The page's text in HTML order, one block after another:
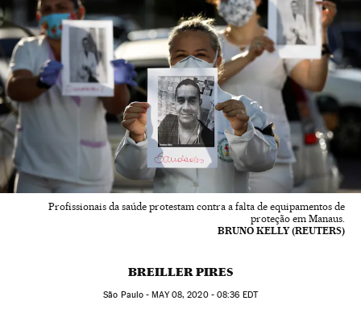
Profissionais da saúde protestam contra a falta de equipamentos de
proteção em Manaus.
BRUNO KELLY (REUTERS)
BREILLER PIRES
São Paulo - MAY08, 2020 - 08:36 EDT